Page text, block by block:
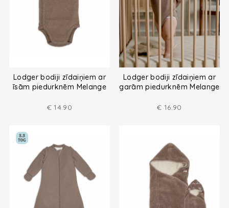
Lodger bodiji zīdaiņiem ar
īsām piedurknēm Melange
€ 14.90
Lodger bodiji zīdaiņiem ar
garām piedurknēm Melange
€ 16.90